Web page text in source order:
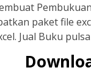
paket file
Jual Buku